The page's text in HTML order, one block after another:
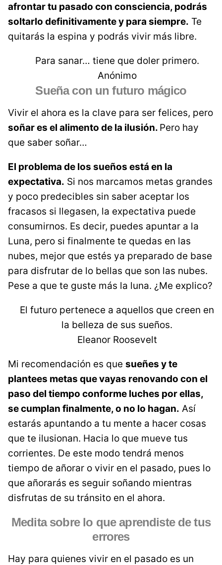
afrontar tu pasado con consciencia, podrás
soltarlo definitivamente y para siempre. Te
quitarás la espina y podrás vivir más libre.
Para sanar… tiene que doler primero.
Anónimo
Sueña con un futuro mágico
Vivir el ahora es la clave para ser felices, pero
soñar es el alimento de la ilusión. Pero hay
que saber soñar…
El problema de los sueños está en la
expectativa. Si nos marcamos metas grandes
y poco predecibles sin saber aceptar los
fracasos si llegasen, la expectativa puede
consumirnos. Es decir, puedes apuntar a la
Luna, pero si finalmente te quedas en las
nubes, mejor que estés ya preparado de base
para disfrutar de lo bellas que son las nubes.
Pese a que te guste más la luna. ¿Me explico?
El futuro pertenece a aquellos que creen en
la belleza de sus sueños.
Eleanor Roosevelt
Mi recomendación es que sueñes y te
plantees metas que vayas renovando con el
paso del tiempo conforme luches por ellas,
se cumplan finalmente, o no lo hagan. Así
estarás apuntando a tu mente a hacer cosas
que te ilusionan. Hacia lo que mueve tus
corrientes. De este modo tendrá menos
tiempo de añorar o vivir en el pasado, pues lo
que añorarás es seguir soñando mientras
disfrutas de su tránsito en el ahora.
Medita sobre lo que aprendiste de tus
errores
Hay para quienes vivir en el pasado es un